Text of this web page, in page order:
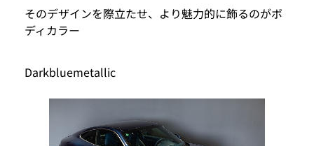
そのデザインを際立たせ、より魅力的に飾るのがボ
ディカラー
Darkbluemetallic